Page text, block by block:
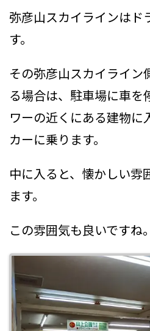
弥彦山スカイラインはド
す。
その弥彦山スカイライン
る場合は、駐車場に車を
ワーの近くにある建物に
カーに乗ります。
中に入ると、懐かしい雰
ます。
この雰囲気も良いですね。